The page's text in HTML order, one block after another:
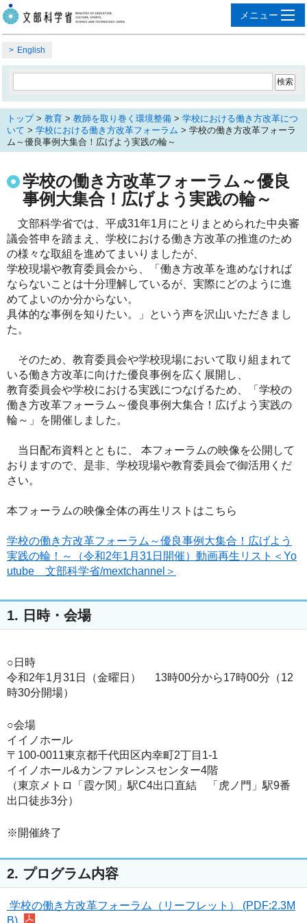
English
トップ> 教育 > 教師を取り巻く環境整備 > 学校における働き方改革につ
いて > 学校における働き方改革フォーラム > 学校の働き方改革フォーラ
ム～優良事例大集合！広げよう実践の輪～
学校の働き方改革フォーラム～優良
事例大集合！広げよう実践の輪～
文部科学省では、平成31年1月にとりまとめられた中央審
議会答申を踏まえ、学校における働き方改革の推進のため
の様々な取組を進めてまいりましたが、
学校現場や教育委員会から、「働き方改革を進めなければ
ならないことは十分理解しているが、実際にどのように進
めてよいのか分からない。
具体的な事例を知りたい。」という声を沢山いただきまし
た。
そのため、教育委員会や学校現場において取り組まれて
いる働き方改革に向けた優良事例を広く展開し、
教育委員会や学校における実践につなげるため、「学校の
働き方改革フォーラム～優良事例大集合！広げよう実践の
輪～」を開催しました。
当日配布資料とともに、 本フォーラムの映像を公開して
おりますので、是非、学校現場や教育委員会で御活用くだ
さい。
本フォーラムの映像全体の再生リストはこちら
学校の働き方改革フォーラム～優良事例大集合！広げよう
実践の輪！～（令和2年1月31日開催）動画再生リスト＜Yo
utube 文部科学省/mextchannel＞
1. 日時・会場
○日時
令和2年1月31日（金曜日） 13時00分から17時00分（12
時30分開場）
○会場
イイノホール
〒100-0011東京都千代田区内幸町2丁目1-1
イイノホール&カンファレンスセンター4階
（東京メトロ「霞ケ関」駅C4出口直結 「虎ノ門」駅9番
出口徒歩3分）
※開催終了
2. プログラム内容
学校の働き方改革フォーラム（リーフレット） (PDF:2.3M
B)